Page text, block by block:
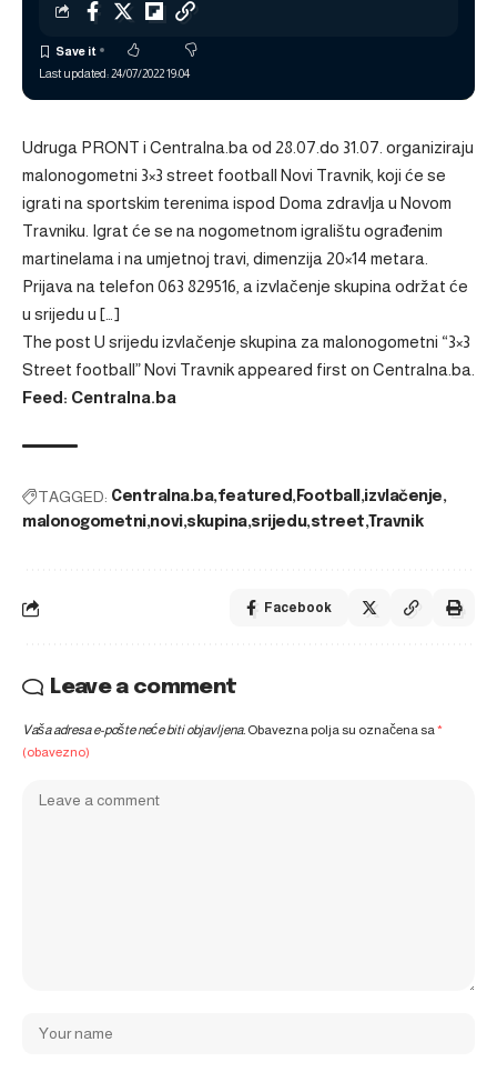
Last updated: 24/07/2022 19:04
Udruga PRONT i Centralna.ba od 28.07.do 31.07. organiziraju
malonogometni 3×3 street football Novi Travnik, koji će se
igrati na sportskim terenima ispod Doma zdravlja u Novom
Travniku. Igrat će se na nogometnom igralištu ograđenim
martinelama i na umjetnoj travi, dimenzija 20×14 metara.
Prijava na telefon 063 829516, a izvlačenje skupina održat će
u srijedu u […]
The post U srijedu izvlačenje skupina za malonogometni “3×3
Street football” Novi Travnikappeared first on Centralna.ba
Feed: Centralna.ba
TAGGED: Centralna.ba featured Football
izvlačenje
malonogometni novi skupina srijedu street Travnik
Facebook
Leave a comment
Vaša adresa e-pošte neće biti objavljena. Obavezna polja su označena sa*
(obavezno)